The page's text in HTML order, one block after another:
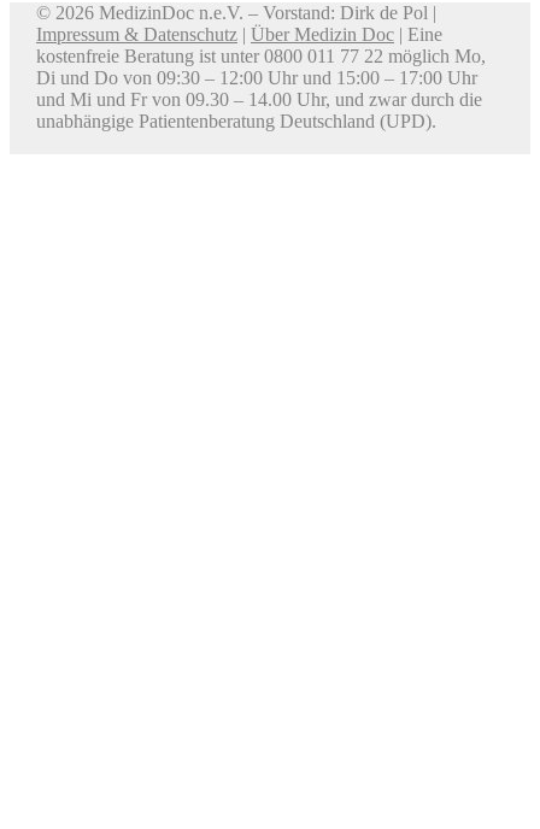
© 2026 MedizinDoc n.e.V. – Vorstand: Dirk de Pol |
Impressum & Datenschutz | Über Medizin Doc | Eine
kostenfreie Beratung ist unter 0800 011 77 22 möglich Mo,
Di und Do von 09:30 – 12:00 Uhr und 15:00 – 17:00 Uhr
und Mi und Fr von 09.30 – 14.00 Uhr, und zwar durch die
unabhängige Patientenberatung Deutschland (UPD).